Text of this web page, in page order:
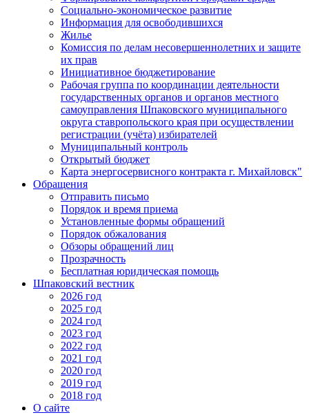
Социально-экономическое развитие
Информация для освободившихся
Жилье
Комиссия по делам несовершеннолетних и защите
их прав
Инициативное бюджетирование
Рабочая группа по координации деятельности
государственных органов и органов местного
самоуправления Шпаковского муниципального
округа ставропольского края при осуществлении
регистрации (учёта) избирателей
Муниципальный контроль
Открытый бюджет
Карта энергосервисного контракта г. Михайловск"
Обращения
Отправить письмо
Порядок и время приема
Установленные формы обращений
Порядок обжалования
Обзоры обращений лиц
Прозрачность
Бесплатная юридическая помощь
Шпаковский вестник
2026 год
2025 год
2024 год
2023 год
2022 год
2021 год
2020 год
2019 год
2018 год
О сайте